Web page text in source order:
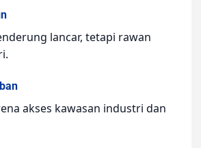
lancar, tetapi rawan
akses kawasan industri dan